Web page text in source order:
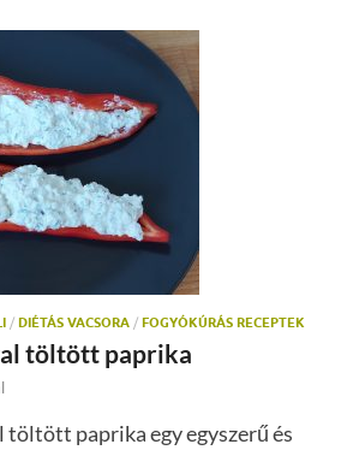
/ DIÉTÁS VACSORA / FOGYÓKÚRÁS RECEPTEK
töltött paprika
töltött paprika egy egyszerű és